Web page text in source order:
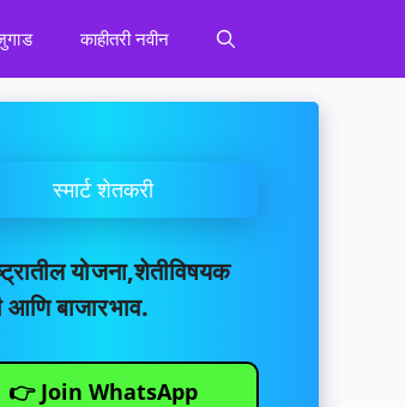
काहीतरी नवीन
स्मार्ट शेतकरी
योजना,शेतीविषयक
आणि बाजारभाव.
👉 Join WhatsApp